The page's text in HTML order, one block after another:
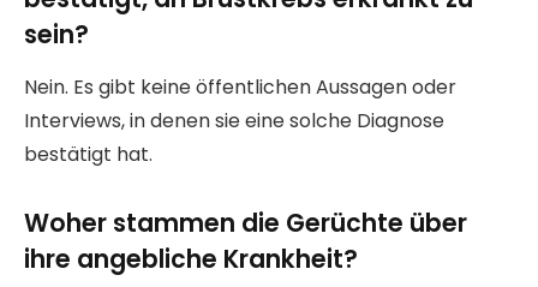
sein?
Nein. Es gibt keine öffentlichen Aussagen oder
Interviews, in denen sie eine solche Diagnose
bestätigt hat.
Woher stammen die Gerüchte über
ihre angebliche Krankheit?